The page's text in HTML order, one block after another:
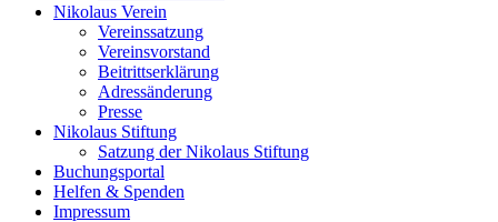
Nikolaus Verein
Vereinssatzung
Vereinsvorstand
Beitrittserklärung
Adressänderung
Presse
Nikolaus Stiftung
Satzung der Nikolaus Stiftung
Buchungsportal
Helfen & Spenden
Impressum